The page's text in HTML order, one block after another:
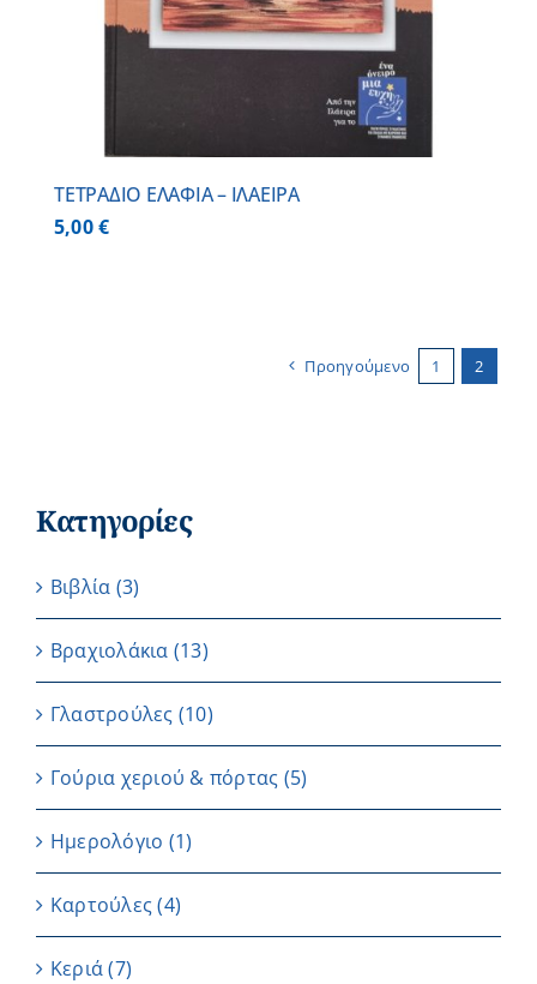
ΤΕΤΡΑΔΙΟ ΕΛΑΦΙΑ – ΙΛΑΕΙΡΑ
5,00€
Προηγούμενο 1 2
Κατηγορίες
Βιβλία (3)
Βραχιολάκια (13)
Γλαστρούλες (10)
Γούρια χεριού & πόρτας (5)
Ημερολόγιο (1)
Καρτούλες (4)
Κεριά (7)